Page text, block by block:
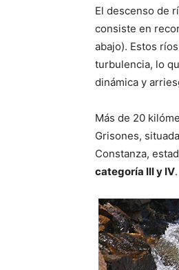
El descenso de
consiste en
abajo). Estos
turbulencia, lo
dinámica y
Más de 20
Grisones,
Constanza,
categoría III y IV.